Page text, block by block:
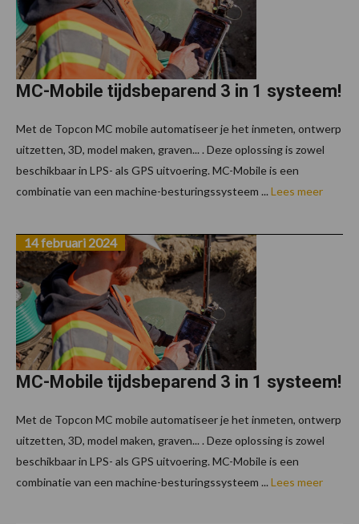
MC-Mobile tijdsbeparend 3 in 1 systeem!
Met de Topcon MC mobile automatiseer je het inmeten, ontwerp
uitzetten, 3D, model maken, graven... . Deze oplossing is zowel
beschikbaar in LPS- als GPS uitvoering. MC-Mobile is een
combinatie van een machine-besturingssysteem ... Lees meer
MC-Mobile tijdsbeparend 3 in 1 systeem!
14 februari 2024
Met de Topcon MC mobile automatiseer je het inmeten, ontwerp
uitzetten, 3D, model maken, graven... . Deze oplossing is zowel
beschikbaar in LPS- als GPS uitvoering. MC-Mobile is een
combinatie van een machine-besturingssysteem ... Lees meer